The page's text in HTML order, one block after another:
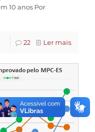
10 anos Por
22 Ler mais